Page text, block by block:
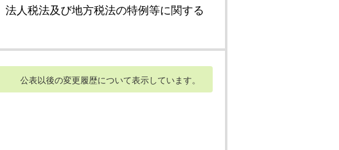
人税法及び地方税法の特例等に関する
公表以後の変更履歴について表示しています。